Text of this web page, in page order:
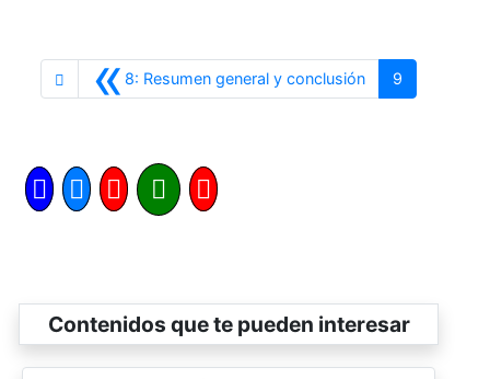
«8: Resumen general y conclusiónAnterior
9
Contenidos que te pueden interesar